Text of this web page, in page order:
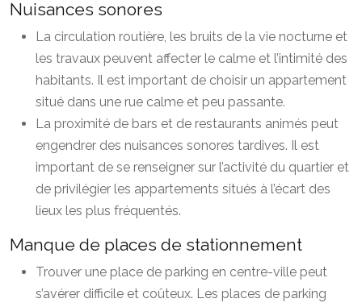
Nuisances sonores
La circulation routière, les bruits de la vie nocturne et
les travaux peuvent affecter le calme et l’intimité des
habitants. Il est important de choisir un appartement
situé dans une rue calme et peu passante.
La proximité de bars et de restaurants animés peut
engendrer des nuisances sonores tardives. Il est
important de se renseigner sur l’activité du quartier et
de privilégier les appartements situés à l’écart des
lieux les plus fréquentés.
Manque de places de stationnement
Trouver une place de parking en centre-ville peut
s’avérer difficile et coûteux. Les places de parking